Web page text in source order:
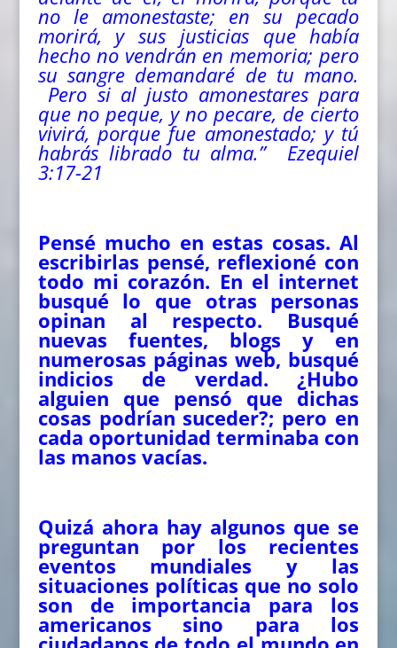
no le amonestaste; en su pecado
morirá, y sus justicias que había
hecho no vendrán en memoria; pero
su sangre demandaré de tu mano.
Pero si al justo amonestares para
que no peque, y no pecare, de cierto
vivirá, porque fue amonestado; y tú
habrás librado tu alma.” Ezequiel
3:17-21
Pensé mucho en estas cosas. Al
escribirlas pensé, reflexioné con
todo mi corazón. En el internet
busqué lo que otras personas
opinan al respecto. Busqué
nuevas fuentes, blogs y en
numerosas páginas web, busqué
indicios de verdad. ¿Hubo
alguien que pensó que dichas
cosas podrían suceder?; pero en
cada oportunidad terminaba con
las manos vacías.
Quizá ahora hay algunos que se
preguntan por los recientes
eventos mundiales y las
situaciones políticas que no solo
son de importancia para los
americanos sino para los